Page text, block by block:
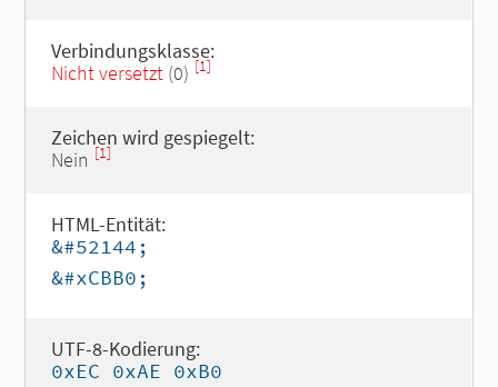
Verbindungsklasse:
Nicht versetzt(0) [1]
Zeichen wird gespiegelt:
Nein [1]
HTML-Entität:
&#52144;
&#xCBB0;
UTF-8-Kodierung:
0xEC 0xAE 0xB0